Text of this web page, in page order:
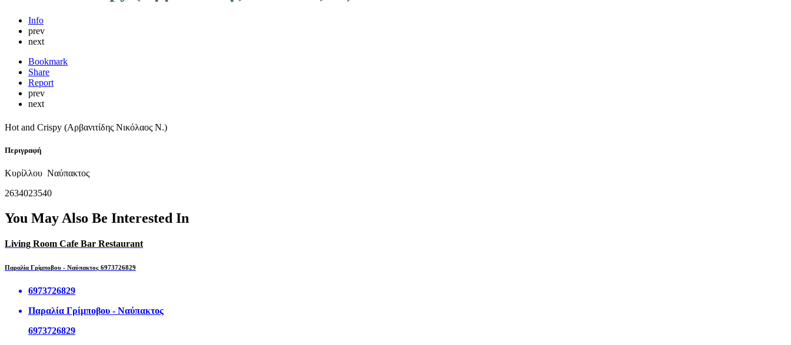
Info
prev
next
Bookmark
Share
Report
prev
next
Hot and Crispy (Αρβανιτίδης Νικόλαος Ν.)
Περιγραφή
Κυρίλλου Ναύπακτος
2634023540
You May Also Be Interested In
Living Room Cafe Bar Restaurant
Παραλία Γρίμποβου - Ναύπακτος 6973726829
6973726829
Παραλία Γρίμποβου - Ναύπακτος
6973726829